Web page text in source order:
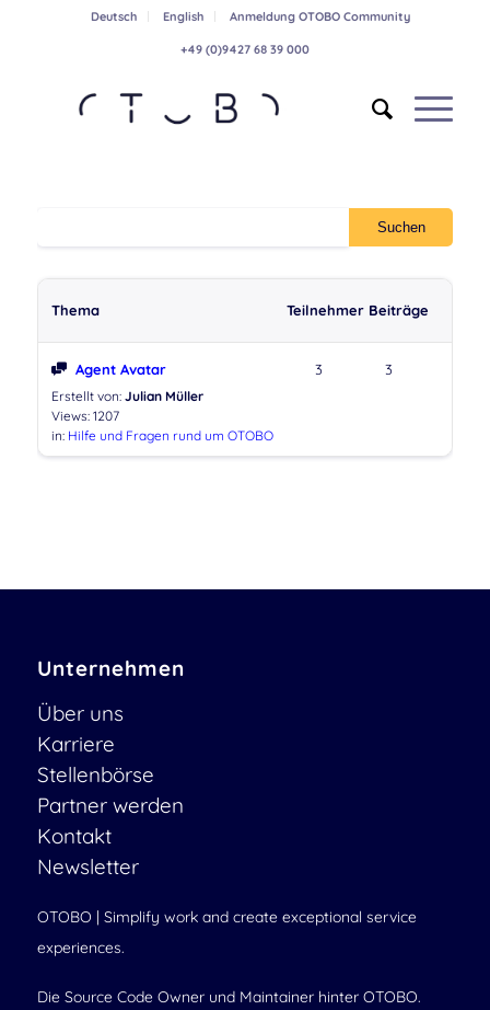
Deutsch English Anmeldung OTOBO Community
+49 (0)9427 68 39 000
Thema Teilnehmer Beiträge
Agent Avatar
Erstellt von: Julian Müller
Views: 1207
in: Hilfe und Fragen rund um OTOBO
3 3
Unternehmen
Über uns
Karriere
Stellenbörse
Partner werden
Kontakt
Newsletter
OTOBO | Simplify work and create exceptional service
experiences.
Die Source Code Owner und Maintainer hinter OTOBO.